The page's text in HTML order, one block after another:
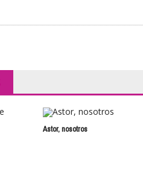
Astor, nosotros